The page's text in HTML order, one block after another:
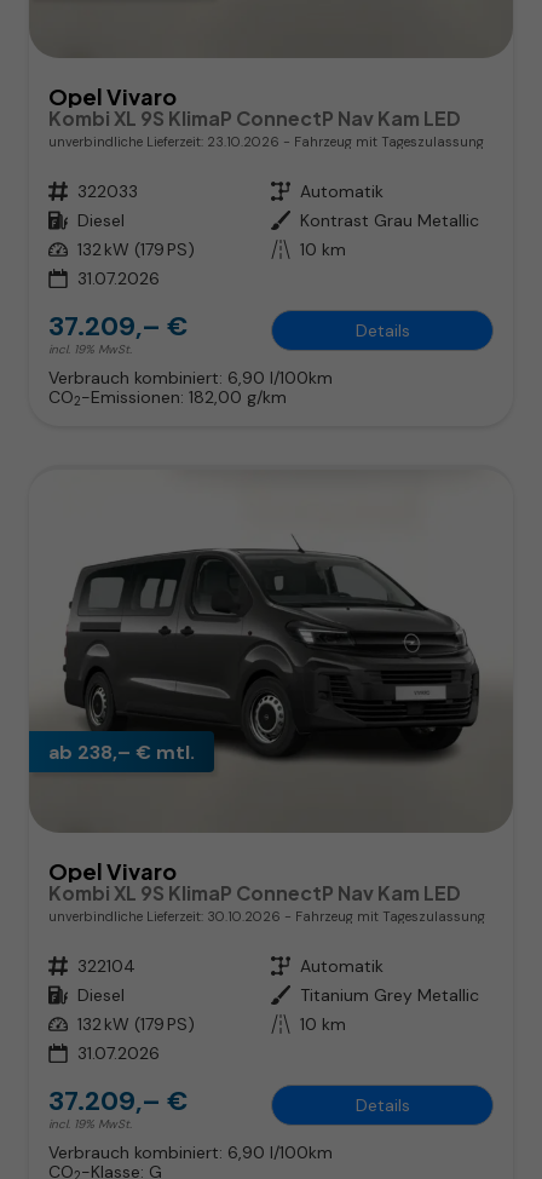
Opel Vivaro
Kombi XL 9S KlimaP ConnectP Nav Kam LED
unverbindliche Lieferzeit: 23.10.2026 Fahrzeug mit Tageszulassung
Fahrzeugnr. 322033 Getriebe Automatik
Kraftstoff Diesel Außenfarbe Kontrast Grau Metallic
Leistung 132 kW (179 PS) Kilometerstand 10 km
31.07.2026
37.209,– €
incl. 19% MwSt.
Details
Verbrauch kombiniert: 6,90 l/100km
CO2-Emissionen: 182,00 g/km
ab 238,– € mtl.
Opel Vivaro
Kombi XL 9S KlimaP ConnectP Nav Kam LED
unverbindliche Lieferzeit: 30.10.2026 Fahrzeug mit Tageszulassung
Fahrzeugnr. 322104 Getriebe Automatik
Kraftstoff Diesel Außenfarbe Titanium Grey Metallic
Leistung 132 kW (179 PS) Kilometerstand 10 km
31.07.2026
37.209,– €
incl. 19% MwSt.
Details
Verbrauch kombiniert: 6,90 l/100km
CO -Klasse: G